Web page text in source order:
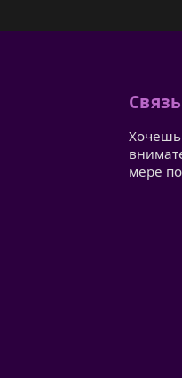
мере